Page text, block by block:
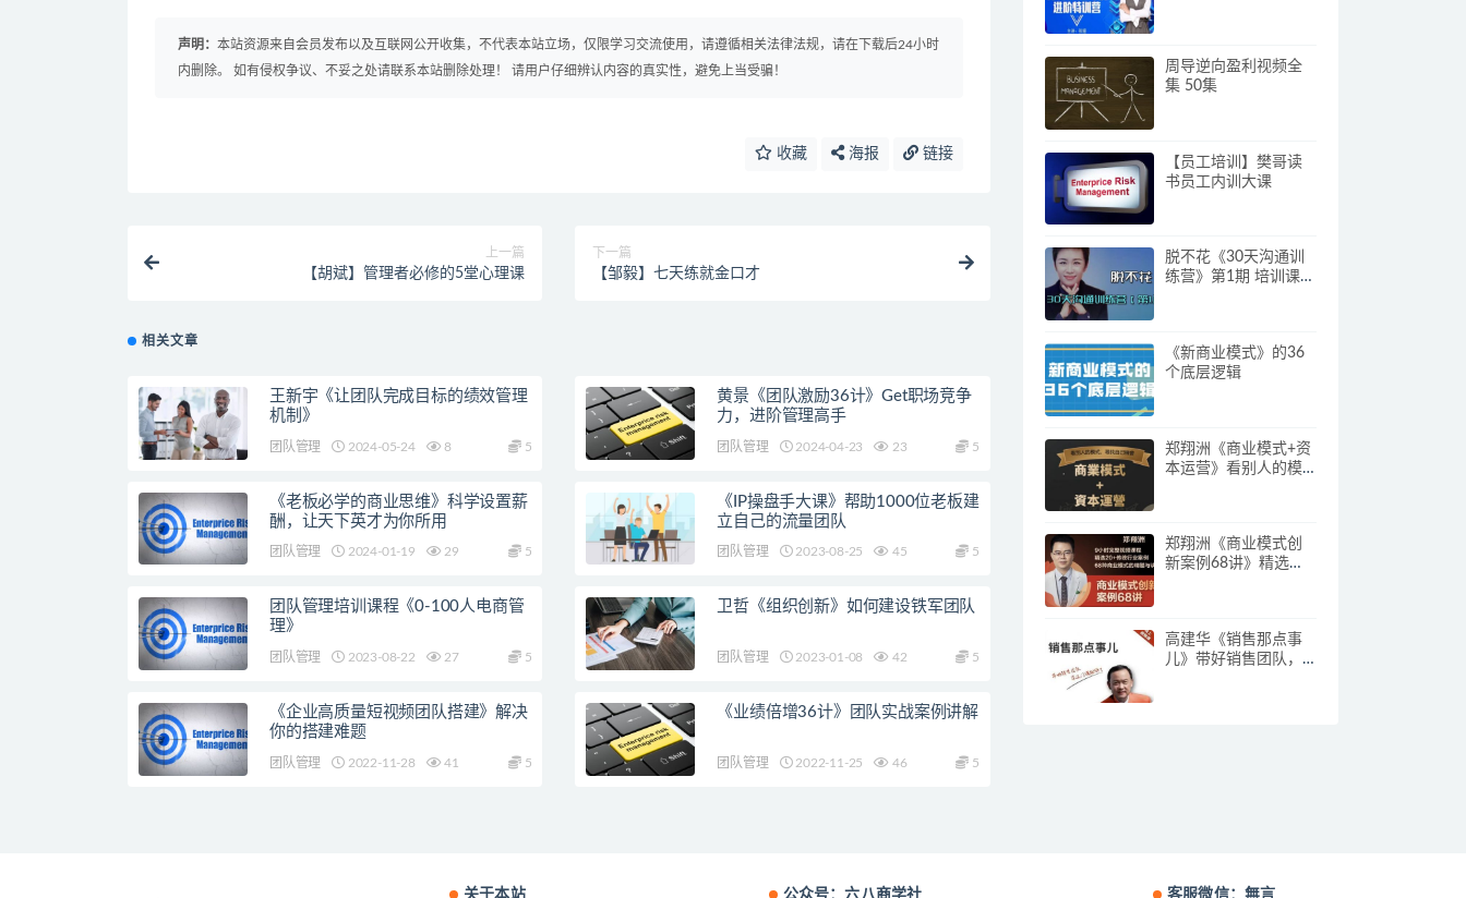
声明： 本站资源来自会员发布以及互联网公开收集，不代表本站立场，仅限学习交流使用，请遵循相关法律法规，请在下载后24小时
内删除。 如有侵权争议、不妥之处请联系本站删除处理！ 请用户仔细辨认内容的真实性，避免上当受骗！
收藏 海报 链接
上一篇
【胡斌】管理者必修的5堂心理课
下一篇
【邹毅】七天练就金口才
相关文章
王新宇《让团队完成目标的绩效管理
机制》
团队管理 2024-05-24 8 5
黄景《团队激励36计》Get职场竞争
力，进阶管理高手
团队管理 2024-04-23 23 5
《老板必学的商业思维》科学设置薪
酬，让天下英才为你所用
团队管理 2024-01-19 29 5
《IP操盘手大课》帮助1000位老板建
立自己的流量团队
团队管理 2023-08-25 45 5
团队管理培训课程《0-100人电商管
理》
团队管理 2023-08-22 27 5
卫哲《组织创新》如何建设铁军团队
团队管理 2023-01-08 42 5
《企业高质量短视频团队搭建》解决
你的搭建难题
团队管理 2022-11-28 41 5
《业绩倍增36计》团队实战案例讲解
团队管理 2022-11-25 46 5
周导逆向盈利视频全
集 50集
【员工培训】樊哥读
书员工内训大课
脱不花《30天沟通训
练营》第1期 培训课程
《新商业模式》的36
个底层逻辑
郑翔洲《商业模式+资
本运营》看别人的模
郑翔洲《商业模式创
新案例68讲》精选
高建华《销售那点事
儿》带好销售团队，
关于本站 公众号：六八商学社 客服微信：無言